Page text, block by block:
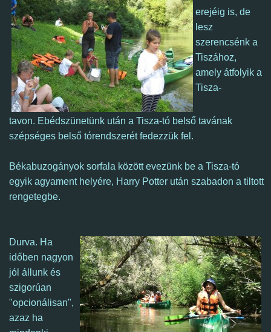
erejéig is, de
esz
szerencsénk a
Tiszához,
amely átfolyik a
Tisza-
tavon. Ebédszünetünk után a Tisza-tó belső tavának
szépséges belső tórendszerét fedezzük fel.
Békabuzogányok sorfala között evezünk be a Tisza-tó
egyik agyament helyére, Harry Potter után szabadon a tiltott
rengetegbe.
Durva. Ha
időben nagyon
jól állunk és
szigorúan
"opcionálisan",
azaz ha